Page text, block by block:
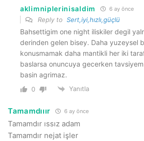
aklimniplerinisaldim 6 ay önce
Reply to Sert,iyi,hızlı,güçlü
Bahsettigim one night iliskiler degil
derinden gelen bisey. Daha yuzeysel
konusmamak daha mantikli her iki
baslarsa onuncuya gecerken
basin agrimaz.
0 Yanıtla
Tamamdııır 6 ay önce
Tamamdır ıssız adam
Tamamdır nejat işler